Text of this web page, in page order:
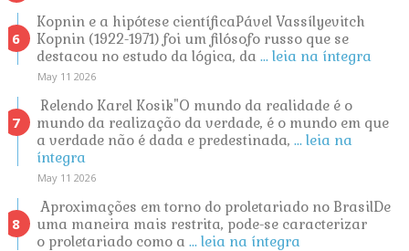
Kopnin e a hipótese científicaPável Vassílyevitch
Kopnin (1922-1971) foi um filósofo russo que se
destacou no estudo da lógica, da ... leia na íntegra
May 11 2026
Relendo Karel Kosik"O mundo da realidade é o
mundo da realização da verdade, é o mundo em que
a verdade não é dada e predestinada, ... leia na
íntegra
May 11 2026
Aproximações em torno do proletariado no BrasilDe
uma maneira mais restrita, pode-se caracterizar
o proletariado como a ... leia na íntegra